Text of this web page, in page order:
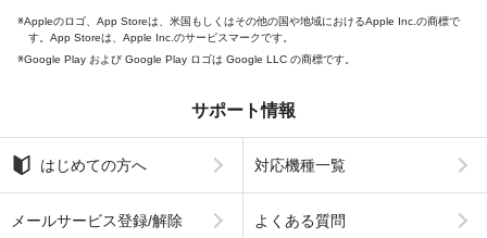
Appleのロゴ、App Storeは、米国もしくはその他の国や地域におけるApple Inc.の商標で
す。App Storeは、Apple Inc.のサービスマークです。
Google Play および Google Play ロゴは Google LLC の商標です。
サポート情報
はじめての方へ 対応機種一覧
メールサービス登録/解除 よくある質問